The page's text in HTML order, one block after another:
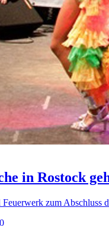
in Rostock
zum Abschluss